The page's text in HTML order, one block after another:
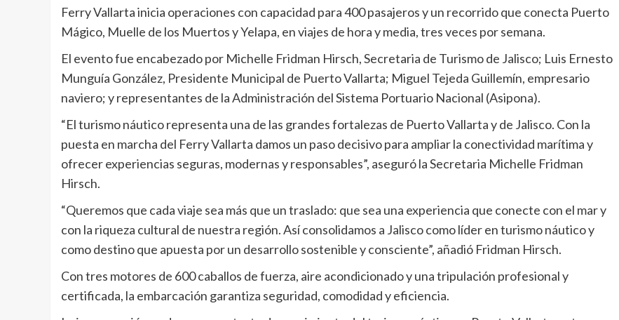
Ferry Vallarta inicia operaciones con capacidad para 400 pasajeros y un recorrido que conecta Puerto
Mágico, Muelle de los Muertos y Yelapa, en viajes de hora y media, tres veces por semana.
El evento fue encabezado por Michelle Fridman Hirsch, Secretaria de Turismo de Jalisco; Luis Ernesto
Munguía González, Presidente Municipal de Puerto Vallarta; Miguel Tejeda Guillemín, empresario
naviero; y representantes de la Administración del Sistema Portuario Nacional (Asipona).
“El turismo náutico representa una de las grandes fortalezas de Puerto Vallarta y de Jalisco. Con la
puesta en marcha del Ferry Vallarta damos un paso decisivo para ampliar la conectividad marítima y
ofrecer experiencias seguras, modernas y responsables”, aseguró la Secretaria Michelle Fridman
Hirsch.
“Queremos que cada viaje sea más que un traslado: que sea una experiencia que conecte con el mar y
con la riqueza cultural de nuestra región. Así consolidamos a Jalisco como líder en turismo náutico y
como destino que apuesta por un desarrollo sostenible y consciente”, añadió Fridman Hirsch.
Con tres motores de 600 caballos de fuerza, aire acondicionado y una tripulación profesional y
certificada, la embarcación garantiza seguridad, comodidad y eficiencia.